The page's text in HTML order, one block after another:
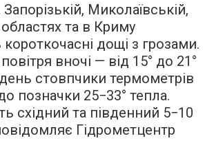
Миколаївській,
та в Криму
дощі з грозами.
вночі — від 15° до 21°
стовпчики термометрів
позначки 25−33° тепла.
східний та південний 5−10
Гідрометцентр